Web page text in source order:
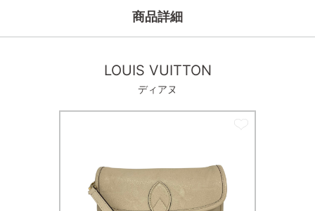
商品詳細
LOUIS VUITTON
ディアヌ